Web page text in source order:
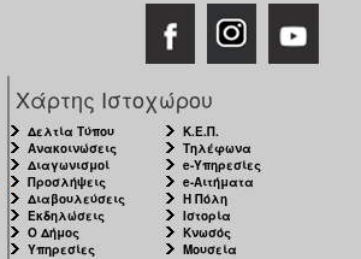
Χάρτης Ιστοχώρου
Δελτία Τύπου
Ανακοινώσεις
Διαγωνισμοί
Προσλήψεις
Διαβουλεύσεις
Εκδηλώσεις
Ο Δήμος
Υπηρεσίες
Κ.Ε.Π.
Τηλέφωνα
e-Υπηρεσίες
e-Αιτήματα
Η Πόλη
Ιστορία
Κνωσός
Μουσεία